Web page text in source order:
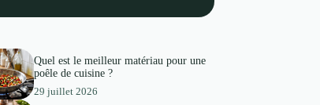
Quel est le meilleur matériau pour une
poêle de cuisine ?
29 juillet 2026